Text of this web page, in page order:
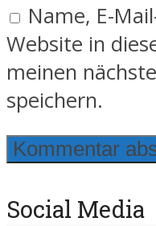
Name, E-
Website in
meinen
speichern.
Social Media